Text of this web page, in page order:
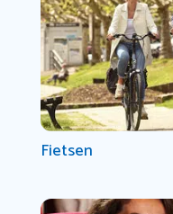
Fietsen